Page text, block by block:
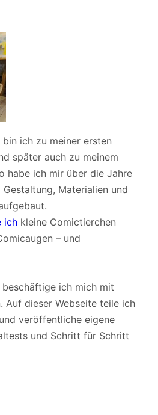
ich zu meiner ersten
später auch zu meinem
habe ich mir über die Jahre
Materialien und
ichkleine Comictierchen
– und
ich mich mit
Auf dieser Webseite teile ich
veröffentliche eigene
und Schritt für Schritt